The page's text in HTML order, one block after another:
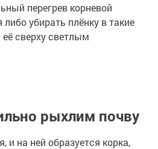
перегрев корневой
убирать плёнку в такие
сверху светлым
рыхлим почву
и на ней образуется корка,